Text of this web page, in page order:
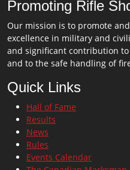
Promoting Rifle
Our mission is to promote
excellence in military and
and significant contribution
and to the safe handling of
Quick Links
Hall of Fame
Results
News
Rules
Events Calendar